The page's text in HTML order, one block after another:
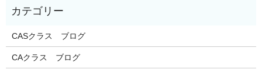
CASクラス ブログ
CAクラス ブログ